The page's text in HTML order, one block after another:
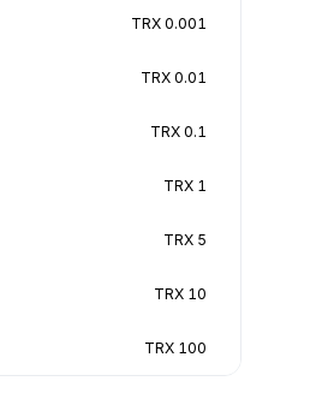
0.001 TRX
0.01 TRX
0.1 TRX
1 TRX
5 TRX
10 TRX
100 TRX